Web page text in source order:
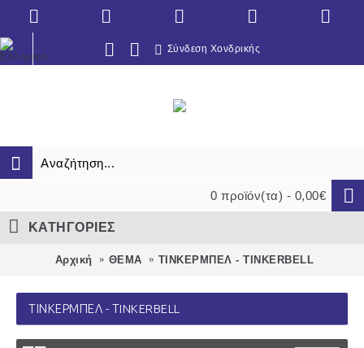
Σύνδεση Χονδρικής
0 προϊόν(τα) - 0,00€
ΚΑΤΗΓΟΡΙΕΣ
Αρχική ΘΕΜΑ ΤΙΝΚΕΡΜΠΕΛ - ΤINKERBELL
ΤΙΝΚΕΡΜΠΕΛ - ΤINKERBELL